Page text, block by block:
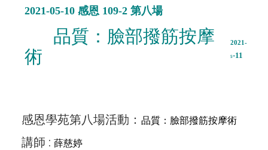
2021-05-10 感恩 109-2 第八場
品質：臉部撥筋按摩
術
2021-
5-11
感恩學苑第八場活動： 品質：臉部撥筋按摩術
講師 : 薛慈婷